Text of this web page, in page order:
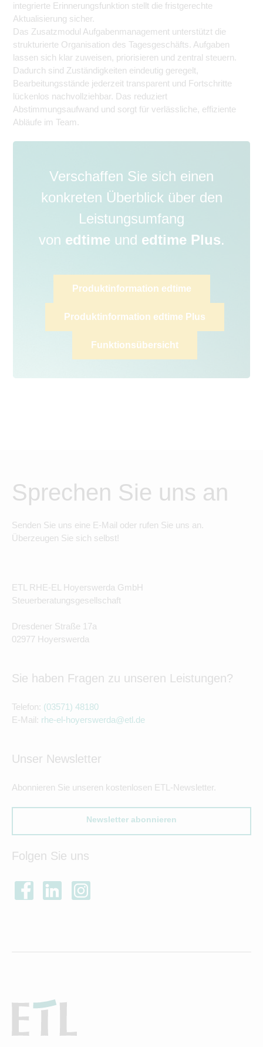
integrierte Erinnerungsfunktion stellt die fristgerechte
Aktualisierung sicher.
Das Zusatzmodul Aufgabenmanagement unterstützt die
strukturierte Organisation des Tagesgeschäfts. Aufgaben
lassen sich klar zuweisen, priorisieren und zentral steuern.
Dadurch sind Zuständigkeiten eindeutig geregelt,
Bearbeitungsstände jederzeit transparent und Fortschritte
lückenlos nachvollziehbar. Das reduziert
Abstimmungsaufwand und sorgt für verlässliche, effiziente
Abläufe im Team.
Verschaffen Sie sich einen
konkreten Überblick über den
Leistungsumfang
von edtimeund edtime Plus.
Produktinformation edtime
Produktinformation edtime Plus
Funktionsübersicht
Sprechen Sie uns an
Senden Sie uns eine E-Mail oder rufen Sie uns an.
Überzeugen Sie sich selbst!
ETL RHE-EL Hoyerswerda GmbH
Steuerberatungsgesellschaft
Dresdener Straße 17a
02977 Hoyerswerda
Sie haben Fragen zu unseren Leistungen?
Telefon: (03571) 48180
E-Mail: rhe-el-hoyerswerda@etl.de
Unser Newsletter
Abonnieren Sie unseren kostenlosen ETL-Newsletter.
Newsletter abonnieren
Folgen Sie uns